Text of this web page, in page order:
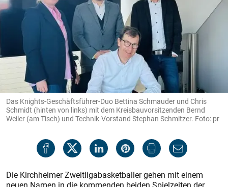
Das Knights-Geschäftsführer-Duo Bettina Schmauder und Chris
Schmidt (hinten von links) mit dem Kreisbauvorsitzenden Bernd
Weiler (am Tisch) und Technik-Vorstand Stephan Schmitzer. Foto: pr
Die Kirchheimer Zweitligabasketballer gehen mit einem